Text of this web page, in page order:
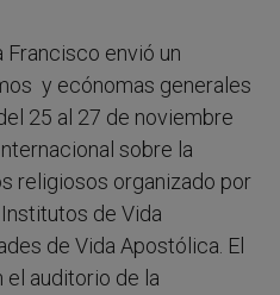
Francisco envió un
y ecónomas generales
25 al 27 de noviembre
sobre la
religiosos organizado por
de Vida
de Vida Apostólica. El
el auditorio de la